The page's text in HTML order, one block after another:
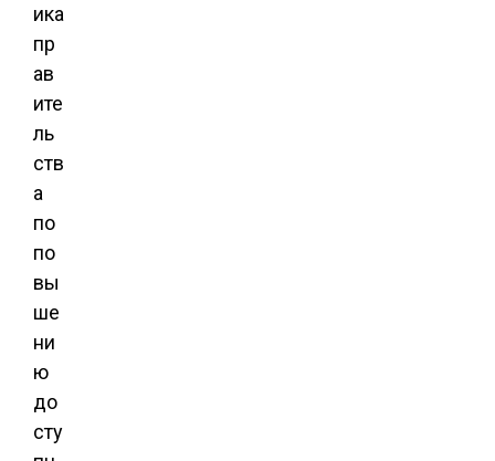
ика
пр
ав
ите
ль
ств
а
по
по
вы
ше
ни
ю
до
сту